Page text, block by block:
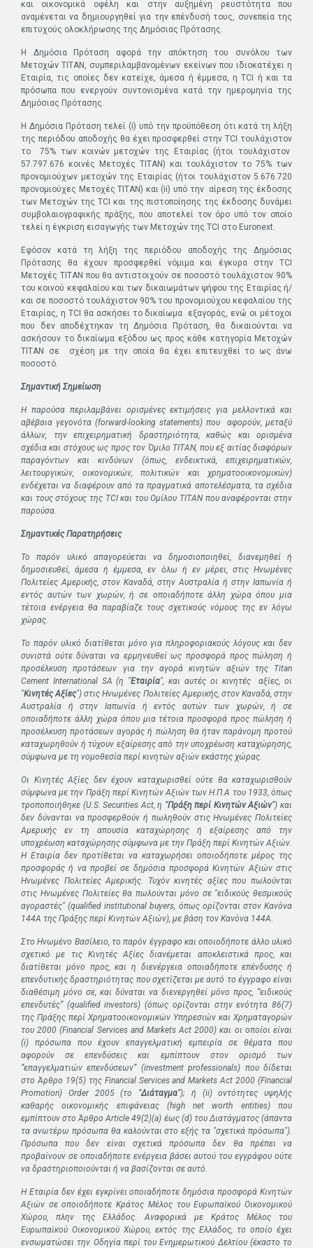
και οικονομικά οφέλη και στην αυξημένη ρευστότητα που
αναμένεται να δημιουργηθεί για την επένδυσή τους, συνεπεία της
επιτυχούς ολοκλήρωσης της Δημόσιας Πρότασης.
Η Δημόσια Πρόταση αφορά την απόκτηση του συνόλου των
Μετοχών ΤΙΤΑΝ, συμπεριλαμβανομένων εκείνων που ιδιοκατέχει η
Εταιρία, τις οποίες δεν κατείχε, άμεσα ή έμμεσα, η ΤCI ή και τα
πρόσωπα που ενεργούν συντονισμένα κατά την ημερομηνία της
Δημόσιας Πρότασης.
Η Δημόσια Πρόταση τελεί (i) υπό την προϋπόθεση ότι κατά τη λήξη
της περιόδου αποδοχής θα έχει προσφερθεί στην TCI τουλάχιστον
το 75% των κοινών μετοχών της Εταιρίας (ήτοι τουλάχιστον
57.797.676 κοινές Μετοχές ΤΙΤΑΝ) και τουλάχιστον το 75% των
προνομιούχων μετοχών της Εταιρίας (ήτοι τουλάχιστον 5.676.720
προνομιούχες Μετοχές ΤΙΤΑΝ) και (ii) υπό την αίρεση της έκδοσης
των Μετοχών της ΤCI και της πιστοποίησης της έκδοσης δυνάμει
συμβολαιογραφικής πράξης, που αποτελεί τον όρο υπό τον οποίο
τελεί η έγκριση εισαγωγής των Μετοχών της ΤCI στο Εuronext.
Εφόσον κατά τη λήξη της περιόδου αποδοχής της Δημόσιας
Πρότασης θα έχουν προσφερθεί νόμιμα και έγκυρα στην TCI
Μετοχές ΤΙΤΑΝ που θα αντιστοιχούν σε ποσοστό τουλάχιστον 90%
του κοινού κεφαλαίου και των δικαιωμάτων ψήφου της Εταιρίας ή/
και σε ποσοστό τουλάχιστον 90% του προνομιούχου κεφαλαίου της
Εταιρίας, η TCI θα ασκήσει το δικαίωμα εξαγοράς, ενώ οι μέτοχοι
που δεν αποδέχτηκαν τη Δημόσια Πρόταση, θα δικαιούνται να
ασκήσουν το δικαίωμα εξόδου ως προς κάθε κατηγορία Μετοχών
ΤΙΤΑΝ σε σχέση με την οποία θα έχει επιτευχθεί το ως άνω
ποσοστό.
Σημαντική Σημείωση
Η παρούσα περιλαμβάνει ορισμένες εκτιμήσεις για μελλοντικά και
αβέβαια γεγονότα (forward-looking statements) που αφορούν, μεταξύ
άλλων, την επιχειρηματική δραστηριότητα, καθώς και ορισμένα
σχέδια και στόχους ως προς τον Όμιλο ΤΙΤΑΝ, που εξ αιτίας διαφόρων
παραγόντων και κινδύνων (όπως, ενδεικτικά, επιχειρηματικών,
λειτουργικών, οικονομικών, πολιτικών και χρηματοοικονομικών)
ενδέχεται να διαφέρουν από τα πραγματικά αποτελέσματα, τα σχέδια
και τους στόχους της TCIκαι του Ομίλου ΤΙΤΑΝ που αναφέρονται στην
παρούσα.
Σημαντικές Παρατηρήσεις
Το παρόν υλικό απαγορεύεται να δημοσιοποιηθεί, διανεμηθεί ή
δημοσιευθεί, άμεσα ή έμμεσα, εν όλω ή εν μέρει, στις Ηνωμένες
Πολιτείες Αμερικής, στον Καναδά, στην Αυστραλία ή στην Ιαπωνία ή
εντός αυτών των χωρών, ή σε οποιαδήποτε άλλη χώρα όπου μια
τέτοια ενέργεια θα παραβίαζε τους σχετικούς νόμους της εν λόγω
χώρας.
Το παρόν υλικό διατίθεται μόνο για πληροφοριακούς λόγους και δεν
συνιστά ούτε δύναται να ερμηνευθεί ως προσφορά προς πώληση ή
προσέλκυση προτάσεων για την αγορά κινητών αξιών της Titan
Cement International SA (η "Εταιρία", και αυτές οι κινητές αξίες, οι
"Κινητές Αξίες") στις Ηνωμένες Πολιτείες Αμερικής, στον Καναδά, στην
Αυστραλία ή στην Ιαπωνία ή εντός αυτών των χωρών, ή σε
οποιαδήποτε άλλη χώρα όπου μια τέτοια προσφορά προς πώληση ή
προσέλκυση προτάσεων αγοράς ή πώληση θα ήταν παράνομη προτού
καταχωρηθούν ή τύχουν εξαίρεσης από την υποχρέωση καταχώρησης,
σύμφωνα με τη νομοθεσία περί κινητών αξιών εκάστης χώρας.
Οι Κινητές Αξίες δεν έχουν καταχωρισθεί ούτε θα καταχωρισθούν
σύμφωνα με την Πράξη περί Κινητών Αξιών των Η.Π.Α του 1933, όπως
τροποποιήθηκε (U. S.Securities Act, η “Πράξη περί Κινητών Αξιών”) και
δεν δύνανται να προσφερθούν ή πωληθούν στις Ηνωμένες Πολιτείες
Αμερικής εν τη απουσία καταχώρησης ή εξαίρεσης από την
υποχρέωση καταχώρησης σύμφωνα με την Πράξη περί Κινητών Αξιών.
Η Εταιρία δεν προτίθεται να καταχωρήσει οποιοδήποτε μέρος της
προσφοράς ή να προβεί σε δημόσια προσφορά Κινητών Αξιών στις
Ηνωμένες Πολιτείες Αμερικής. Τυχόν κινητές αξίες που πωλούνται
στις Ηνωμένες Πολιτείες θα πωλούνται μόνο σε "ειδικούς θεσμικούς
αγοραστές" (qualified institutional buyers, όπως ορίζονται στον Κανόνα
144Α της Πράξης περί Κινητών Αξιών), με βάση τον Κανόνα 144Α.
Στο Ηνωμένο Βασίλειο, το παρόν έγγραφο και οποιοδήποτε άλλο υλικό
σχετικό με τις Κινητές Αξίες διανέμεται αποκλειστικά προς, και
διατίθεται μόνο προς, και η διενέργεια οποιαδήποτε επένδυσης ή
επενδυτικής δραστηριότητας που σχετίζεται με αυτό το έγγραφο είναι
διαθέσιμη μόνο σε, και δύναται να διενεργηθεί μόνο προς, “ειδικούς
επενδυτές” (qualified investors) (όπως ορίζονται στην ενότητα 86(7)
της Πράξης περί Χρηματοοικονομικών Υπηρεσιών και Χρηματαγορών
του 2000 (Financial Services and Markets Act 2000) και οι οποίοι είναι
(i) πρόσωπα που έχουν επαγγελματική εμπειρία σε θέματα που
αφορούν σε επενδύσεις και εμπίπτουν στον ορισμό των
“επαγγελματιών επενδύσεων” (investment professionals) που δίδεται
στο Άρθρο 19(5) της Financial Services and Markets Act 2000 (Financial
Promotion) Order2005 (το “Διάταγμα”); ή (ii) οντότητες υψηλής
καθαρής οικονομικής επιφάνειας (high net worth entities) που
εμπίπτουν στο ΆρθροArticle 49(2)(a) έως (d) του Διατάγματος (άπαντα
τα ανωτέρω πρόσωπα θα καλούνται στο εξής τα "σχετικά πρόσωπα").
Πρόσωπα που δεν είναι σχετικά πρόσωπα δεν θα πρέπει να
προβαίνουν σε οποιαδήποτε ενέργεια βάσει αυτού του εγγράφου ούτε
να δραστηριοποιούνται ή να βασίζονται σε αυτό.
Η Εταιρία δεν έχει εγκρίνει οποιαδήποτε δημόσια προσφορά Κινητών
Αξιών σε οποιοδήποτε Κράτος Μέλος του Ευρωπαϊκού Οικονομικού
Χώρου, πλην της Ελλάδος. Αναφορικά με Κράτος Μέλος του
Ευρωπαϊκού Οικονομικού Χώρου, εκτός της Ελλάδος, το οποίο έχει
ενσωματώσει την Οδηγία περί του Ενημερωτικού Δελτίου (έκαστο το